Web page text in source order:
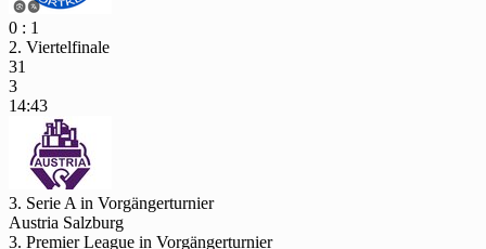
0 : 1
2. Viertelfinale
31
3
14:43
3. Serie A in Vorgängerturnier
Austria Salzburg
3. Premier League in Vorgängerturnier